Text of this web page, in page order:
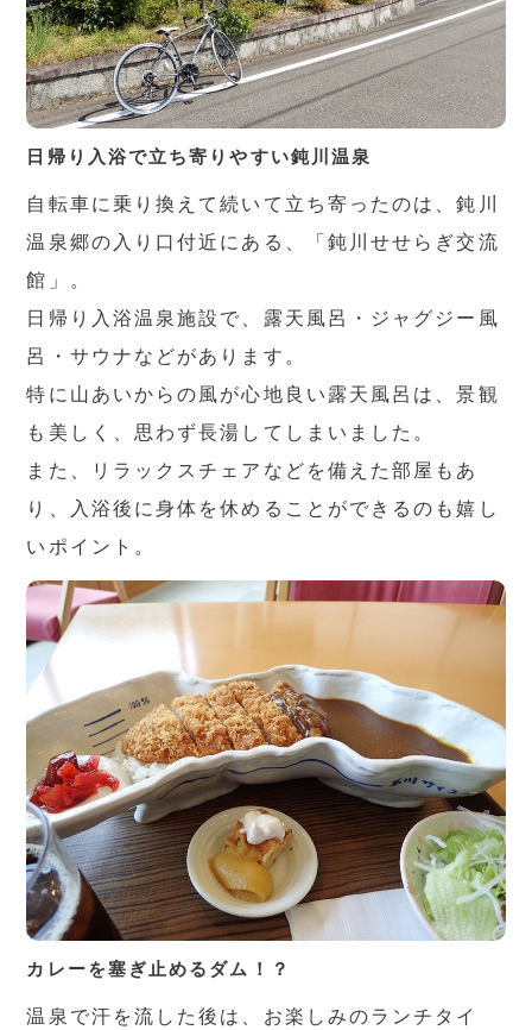
日帰り入浴で立ち寄りやすい鈍川温泉
自転車に乗り換えて続いて立ち寄ったのは、鈍川
温泉郷の入り口付近にある、「鈍川せせらぎ交流
館」。
日帰り入浴温泉施設で、露天風呂・ジャグジー風
呂・サウナなどがあります。
特に山あいからの風が心地良い露天風呂は、景観
も美しく、思わず長湯してしまいました。
また、リラックスチェアなどを備えた部屋もあ
り、入浴後に身体を休めることができるのも嬉し
いポイント。
カレーを塞ぎ止めるダム！？
温泉で汗を流した後は、お楽しみのランチタイ